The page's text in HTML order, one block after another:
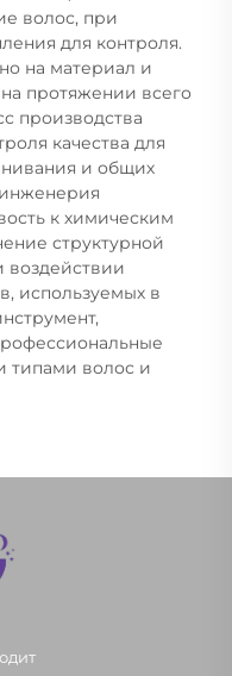
волос, при
для контроля.
на материал и
протяжении всего
производства
качества для
и общих
к химическим
структурной
воздействии
используемых в
типами волос и